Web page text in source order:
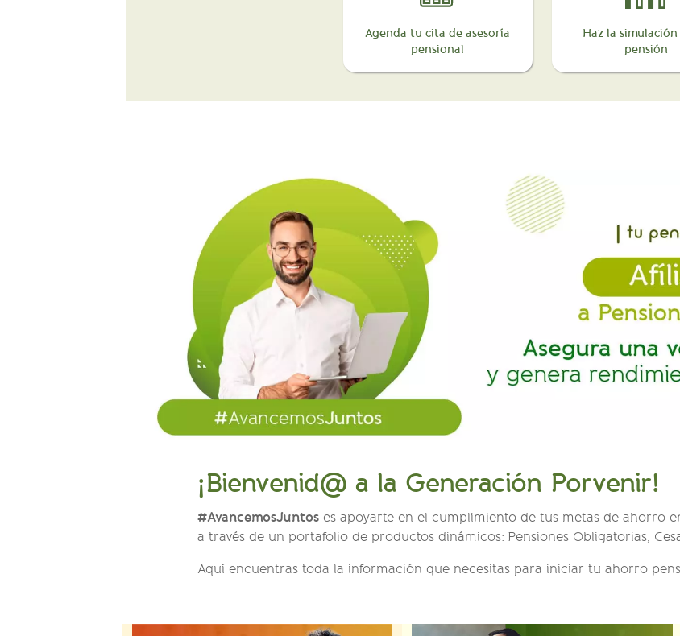
Agenda tu cita de asesoría
pensional
Haz la
pensión
¡Bienvenid@ a la Generación Porvenir!
#AvancemosJuntoses apoyarte en el cumplimiento de tus metas de ahorro
a través de un portafolio de productos dinámicos: Pensiones Obligatorias,
Aquí encuentras toda la información que necesitas para iniciar tu ahorro